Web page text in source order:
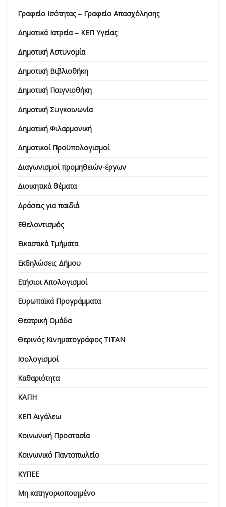
Γραφείο Ισότητας – Γραφείο Απασχόλησης
Δημοτικά Ιατρεία – ΚΕΠ Υγείας
Δημοτική Αστυνομία
Δημοτική Βιβλιοθήκη
Δημοτική Παιγνιοθήκη
Δημοτική Συγκοινωνία
Δημοτική Φιλαρμονική
Δημοτικοί Προϋπολογισμοί
Διαγωνισμοί προμηθειών-έργων
Διοικητικά θέματα
Δράσεις για παιδιά
Εθελοντισμός
Εικαστικά Τμήματα
Εκδηλώσεις Δήμου
Ετήσιοι Απολογισμοί
Ευρωπαϊκά Προγράμματα
Θεατρική Ομάδα
Θερινός Κινηματογράφος ΤΙΤΑΝ
Ισολογισμοί
Καθαριότητα
ΚΑΠΗ
ΚΕΠ Αιγάλεω
Κοινωνική Προστασία
Κοινωνικό Παντοπωλείο
ΚΥΠΕΕ
Μη κατηγοριοποιημένο